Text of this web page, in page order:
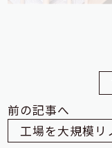
前の記事へ